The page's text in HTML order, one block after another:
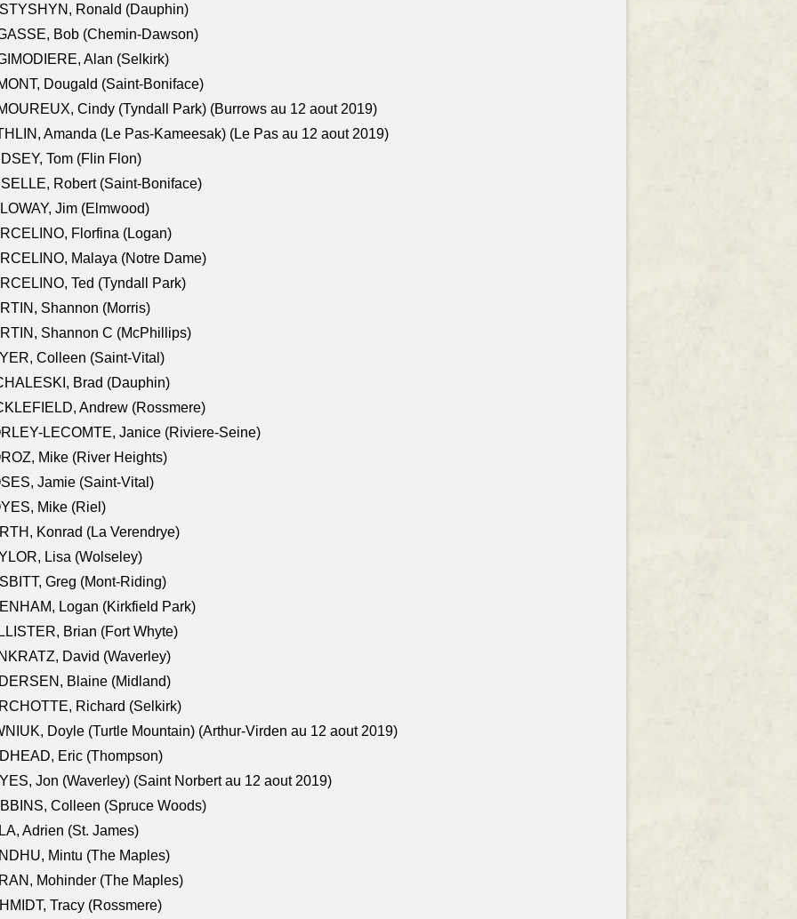
Ronald (Dauphin)
Bob (Chemin-Dawson)
Alan (Selkirk)
Dougald (Saint-Boniface)
Cindy (Tyndall Park) (Burrows au 12 aout 2019)
Amanda (Le Pas-Kameesak) (Le Pas au 12 aout 2019)
Tom (Flin Flon)
Robert (Saint-Boniface)
Jim (Elmwood)
Florfina (Logan)
Malaya (Notre Dame)
Ted (Tyndall Park)
Shannon (Morris)
Shannon C (McPhillips)
Colleen (Saint-Vital)
Brad (Dauphin)
Andrew (Rossmere)
LECOMTE, Janice (Riviere-Seine)
Mike (River Heights)
Jamie (Saint-Vital)
Mike (Riel)
Konrad (La Verendrye)
Lisa (Wolseley)
Greg (Mont-Riding)
Logan (Kirkfield Park)
Brian (Fort Whyte)
David (Waverley)
Blaine (Midland)
Richard (Selkirk)
Doyle (Turtle Mountain) (Arthur-Virden au 12 aout 2019)
Eric (Thompson)
Jon (Waverley) (Saint Norbert au 12 aout 2019)
Colleen (Spruce Woods)
Adrien (St. James)
Mintu (The Maples)
Mohinder (The Maples)
Tracy (Rossmere)